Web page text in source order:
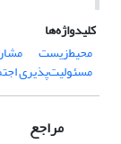
کلیدواژه‌ها
محیط‌زیست
مسئولیت‌پذیری
مراجع